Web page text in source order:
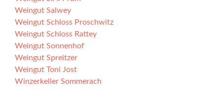
Weingut Salwey
Weingut Schloss Proschwitz
Weingut Schloss Rattey
Weingut Sonnenhof
Weingut Spreitzer
Weingut Toni Jost
Winzerkeller Sommerach